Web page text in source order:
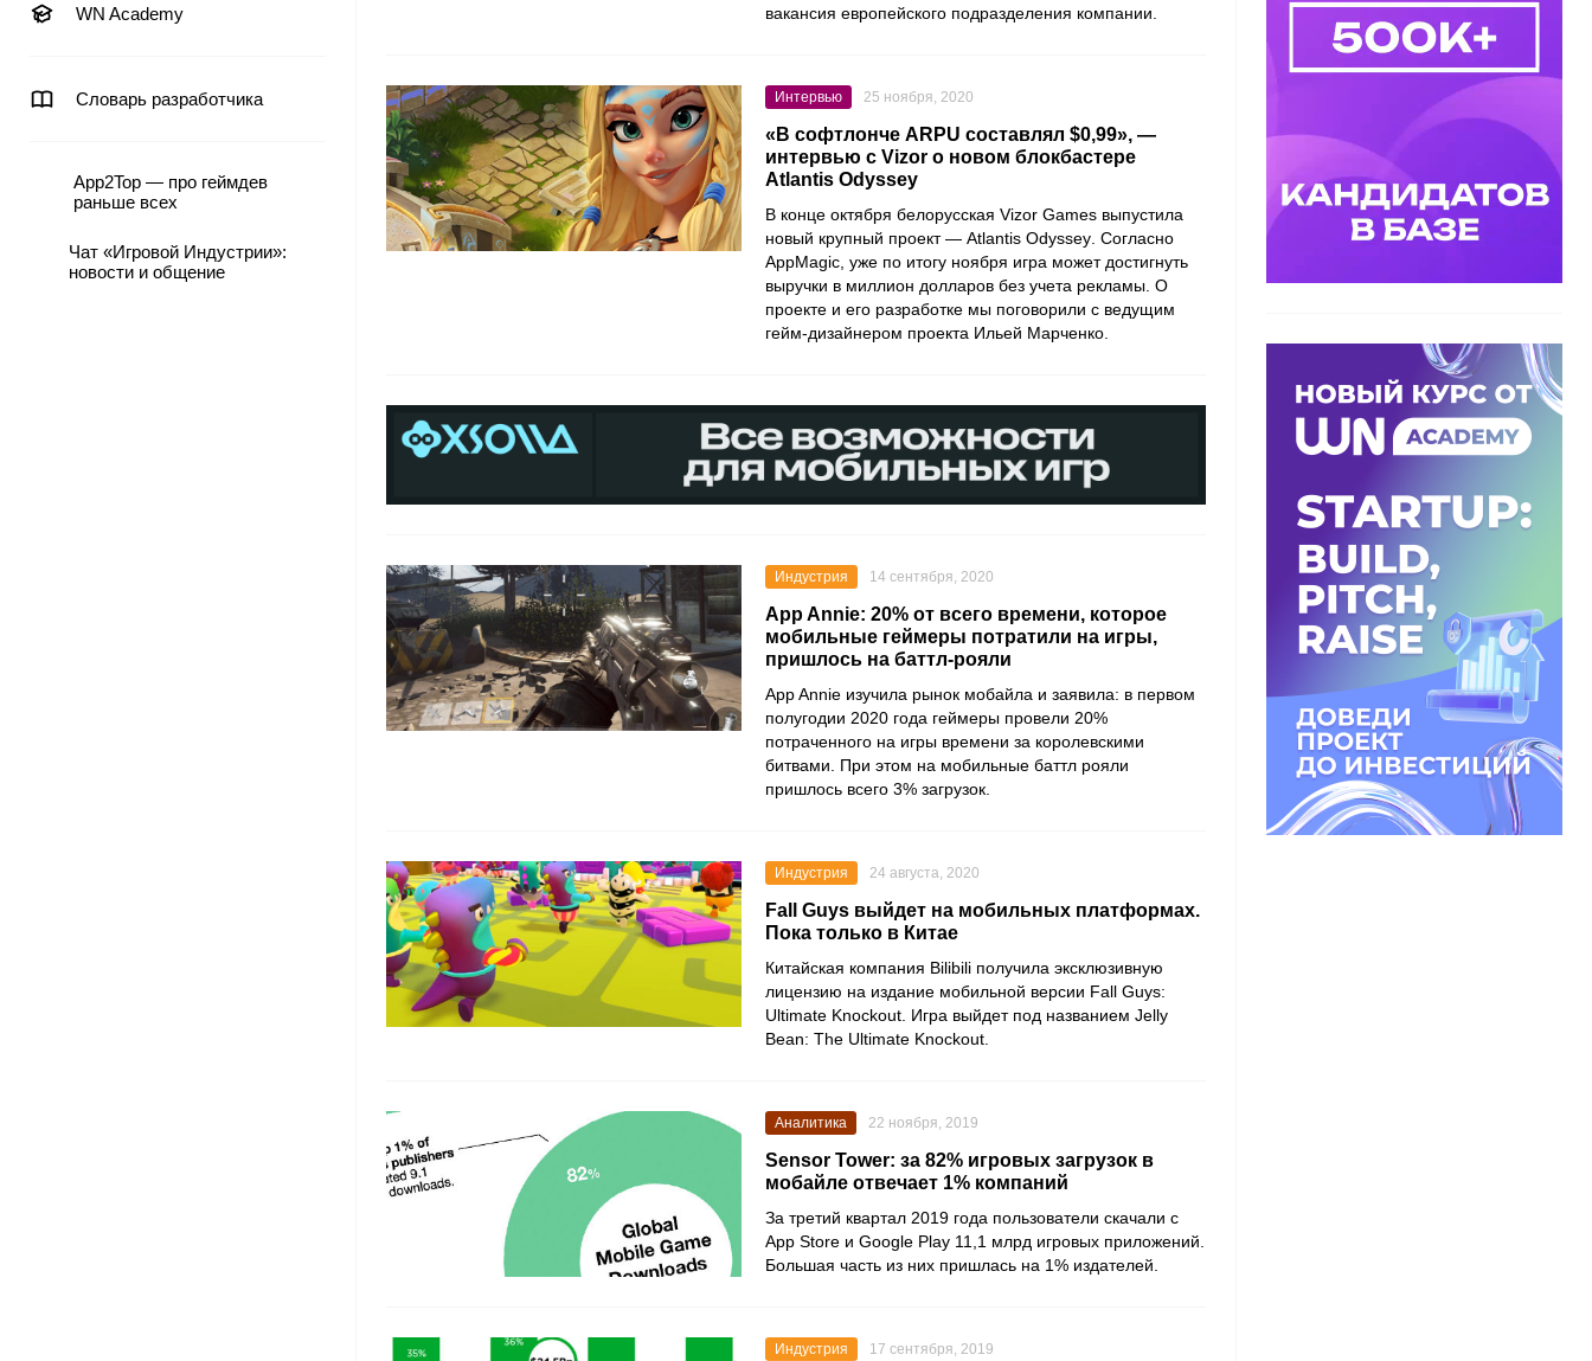
WN Academy
Словарь разработчика
App2Top — про геймдев
раньше всех
Чат «Игровой Индустрии»:
новости и общение
вакансия европейского подразделения компании.
Интервью 25 ноября, 2020
«В софтлонче ARPU составлял $0,99», —
интервью с Vizor о новом блокбастере
Atlantis Odyssey
В конце октября белорусская Vizor Games выпустила
новый крупный проект — Atlantis Odyssey . Согласно
AppMagic , уже по итогу ноября игра может достигнуть
выручки в миллион долларов без учета рекламы. О
проекте и его разработке мы поговорили с ведущим
гейм-дизайнером проекта Ильей Марченко.
Индустрия 14 сентября, 2020
App Annie: 20% от всего времени, которое
мобильные геймеры потратили на игры,
пришлось на баттл-рояли
App Annie изучила рынок мобайла и заявила: в первом
полугодии 2020 года геймеры провели 20%
потраченного на игры времени за королевскими
битвами. При этом на мобильные баттл рояли
пришлось всего 3% загрузок.
Индустрия 24 августа, 2020
Fall Guys выйдет на мобильных платформах.
Пока только в Китае
Китайская компания Bilibili получила эксклюзивную
лицензию на издание мобильной версии Fall Guys:
Ultimate Knockout . Игра выйдет под названием Jelly
Bean: The Ultimate Knockout
Аналитика 22 ноября, 2019
Sensor Tower: за 82% игровых загрузок в
мобайле отвечает 1% компаний
За третий квартал 2019 года пользователи скачали с
App Store и Google Play 11,1 млрд игровых приложений.
Большая часть из них пришлась на 1% издателей.
Индустрия 17 сентября, 2019